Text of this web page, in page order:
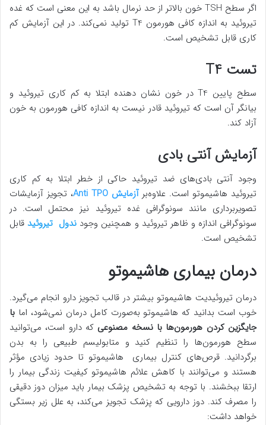
اگر سطح TSH خون بالاتر از حد نرمال باشد به این معنی است که غده
تیروئید به اندازه کافی هورمون T4 تولید نمی‌کند. در این آزمایش کم
کاری قابل تشخیص است.
تست T4
سطح پایین T4 در خون نشان دهنده ابتلا به کم کاری تیروئید و
بیانگر آن است که تیروئید قادر نیست به اندازه کافی هورمون به خون
آزاد کند.
آزمایش آنتی بادی
وجود آنتی بادی‌های ضد تیروئید حاکی از خطر ابتلا به کم کاری
تیروئید هاشیموتو است. علاوه‌برآزمایش Anti TPO
، تجویز آزمایشات
تصویربرداری مانند سونوگرافی غده تیروئید نیز محتمل است. در
سونوگرافی اندازه و ظاهر تیروئید و همچنین وجود ندول تیروئیدقابل
تشخیص است.
درمان بیماری هاشیموتو
درمان تیروئیدیت هاشیموتو بیشتر در قالب تجویز دارو انجام می‌گیرد.
خوب است بدانید که هاشیموتو به‌صورت کامل درمان نمی‌شود، اما با
جایگزین کردن هورمون‌ها با نسخه مصنوعی که دارو است، می‌توانید
سطح هورمون‌ها را تنظیم کنید و متابولیسم طبیعی را به بدن
برگردانید. قرص‌های کنترل بیماری هاشیموتو تا حدود زیادی مؤثر
هستند و می‌توانند با کاهش علائم هاشیموتو کیفیت زندگی بیمار را
ارتقا ببخشند. با توجه به تشخیص پزشک بیمار باید میزان دوز دقیقی
را مصرف کند. دوز دارویی که پزشک تجویز می‌کند، به علل زیر بستگی
خواهد داشت: